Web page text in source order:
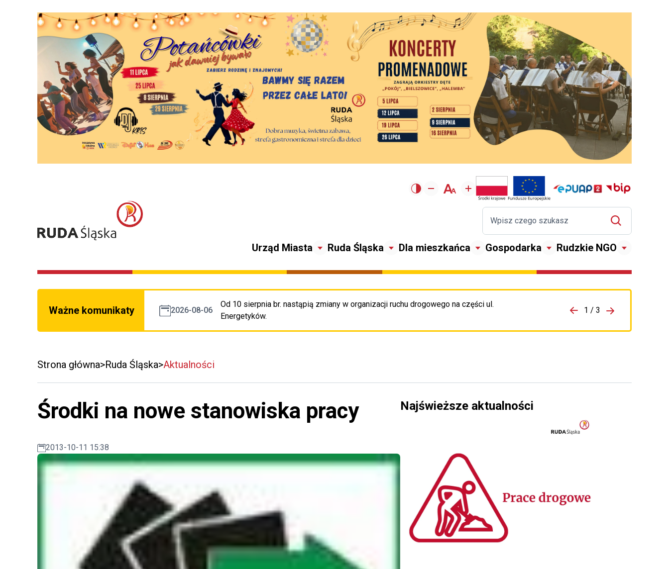
Urząd Miasta Ruda Śląska Dla mieszkańca Gospodarka Rudzkie NGO
Ważne komunikaty 2026-08-06
Od 10 sierpnia br. nastąpią zmiany w organizacji ruchu drogowego na części ul.
Energetyków.
Przejdź do porzpedniego komunikatu 1 / 3
Przejdź do
Strona główna Ruda Śląska Aktualności
Środki na nowe stanowiska pracy
2013-10-11 15:38
Najświeższe aktualności